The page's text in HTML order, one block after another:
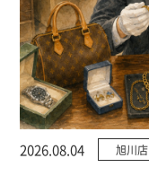
2026.08.04 旭川店